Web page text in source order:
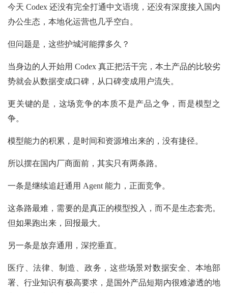
今天 Codex 还没有完全打通中文语境，还没有深度接入国内
办公生态，本地化运营也几乎空白。
但问题是，这些护城河能撑多久？
当身边的人开始用 Codex 真正把活干完，本土产品的比较劣
势就会从数据变成口碑，从口碑变成用户流失。
更关键的是，这场竞争的本质不是产品之争，而是模型之
争。
模型能力的积累，是时间和资源堆出来的，没有捷径。
所以摆在国内厂商面前，其实只有两条路。
一条是继续追赶通用 Agent 能力，正面竞争。
这条路最难，需要的是真正的模型投入，而不是生态套壳。
但如果跑出来，回报最大。
另一条是放弃通用，深挖垂直。
医疗、法律、制造、政务，这些场景对数据安全、本地部
署、行业知识有极高要求，是国外产品短期内很难渗透的地